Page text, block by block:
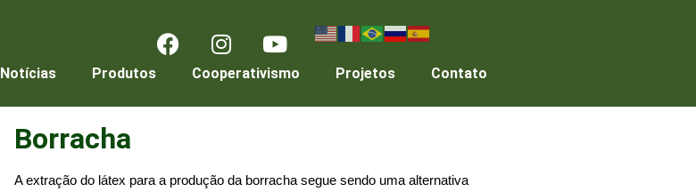
Notícias Produtos Cooperativismo Projetos Contato
Borracha
A extração do látex para a produção da borracha segue sendo uma alternativa